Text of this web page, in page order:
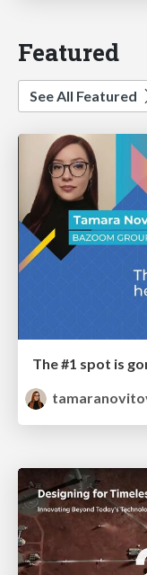
Featured
See All Featured
The #1 spot is